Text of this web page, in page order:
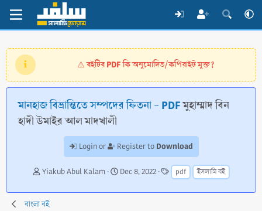
⚠️বইটির PDF কি অনুমোদিত/কপিরাইট মুক্ত?
মানহাজ বিভ্রান্তিতে সম্পদের ফিতনা - PDFমুহাম্মাদ বিন
হাদী উমাইর আল মাদখালী
Login or Register to Download
A
t
h
Yiakub Abul Kalam
C
e
Dec 8, 2022
T
a
g
pdf ইসলামি বই
বাংলা বই